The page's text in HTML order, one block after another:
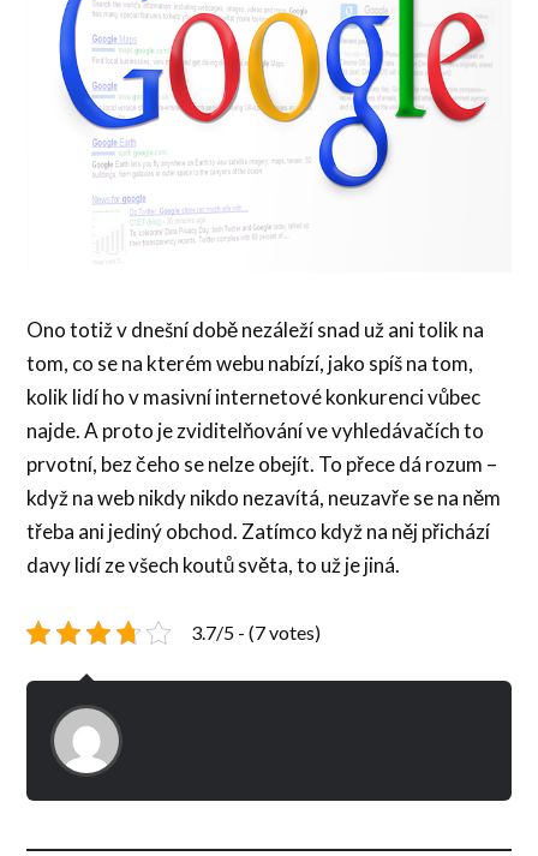
Ono totiž v dnešní době nezáleží snad už ani tolik na
tom, co se na kterém webu nabízí, jako spíš na tom,
kolik lidí ho v masivní internetové konkurenci vůbec
najde. A proto je zviditelňování ve vyhledávačích to
prvotní, bez čeho se nelze obejít. To přece dá rozum –
když na web nikdy nikdo nezavítá, neuzavře se na něm
třeba ani jediný obchod. Zatímco když na něj přichází
davy lidí ze všech koutů světa, to už je jiná.
3.7/5 - (7 votes)